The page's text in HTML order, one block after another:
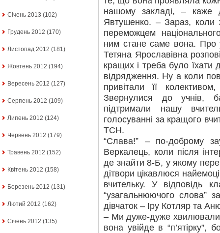
Січень 2013 (102)
Грудень 2012 (170)
Листопад 2012 (181)
Жовтень 2012 (194)
Вересень 2012 (127)
Серпень 2012 (109)
Липень 2012 (124)
Червень 2012 (179)
Травень 2012 (152)
Квітень 2012 (158)
Березень 2012 (131)
Лютий 2012 (162)
Січень 2012 (135)
нашому закладі, –
Явтушенко. – Зараз, коли
переможцем
ним стане саме вона. Про
Тетяна Ярославівна
кращих і треба було
відрядження. Ну а коли
привітали її
Звернулися до учнів,
підтримали нашу
голосуванні за кращого
ТСН.
“Слава!” – по-доброму
Веркалець, коли після
де знайти 8-Б, у якому
дітвори цікавлюся
вчительку. У відповідь
“узагальнюючого слова”
дівчаток – Іру Котляр та
– Ми дуже-дуже
вона увійде в